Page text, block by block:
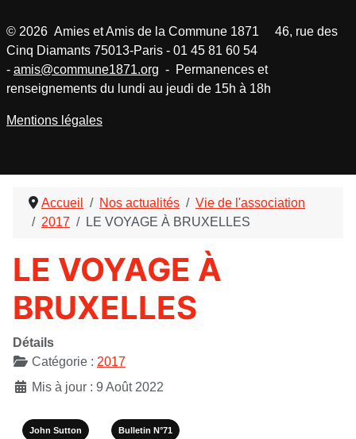
Accueil Nos actualités
Vie de l'association
2017
LE VOYAGE À BRUXELLES
LE VOYAGE À
BRUXELLES
Détails
Catégorie : 2017
Mis à jour : 9 Août 2022
John Sutton Bulletin N°71
© 2026 Amies et Amis de la Commune 1871 46, rue des
Cinq Diamants 75013-Paris - 01 45 81 60 54
- amis@commune1871.org - Permanences et
renseignements du lundi au jeudi de 15h à 18h
Mentions légales